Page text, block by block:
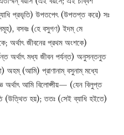
প্রভৃতি) উপতপেৎ (উপতপ্ত করে) সঃ
বসবঃ (হে বসুগণ) ইদম্ মে
অর্থাৎ জীবনের প্রথম অংশকে)
অর্থাৎ মধ্য জীবন পর্যন্ত) অনুসন্তনুত
(আমি) প্রাণানাম্ বসুনাম্ মধ্যে
অর্থাৎ আমি বিলোপ্সীয়— (যেন বিলুপ্ত
হয়); ততঃ (সেই ব্যাধি হইতে)